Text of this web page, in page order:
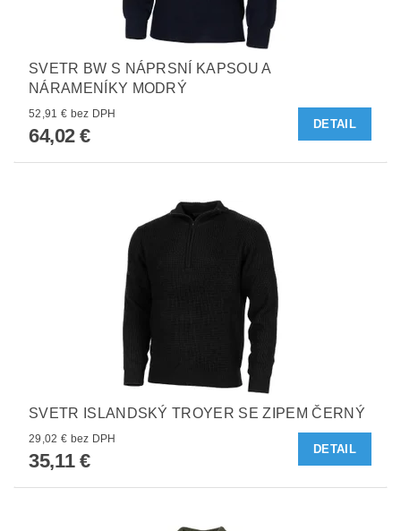
SVETR BW S NÁPRSNÍ KAPSOU A
NÁRAMENÍKY MODRÝ
52,91 € bez DPH
64,02 €
DETAIL
SVETR ISLANDSKÝ TROYER SE ZIPEM ČERNÝ
29,02 € bez DPH
35,11 €
DETAIL